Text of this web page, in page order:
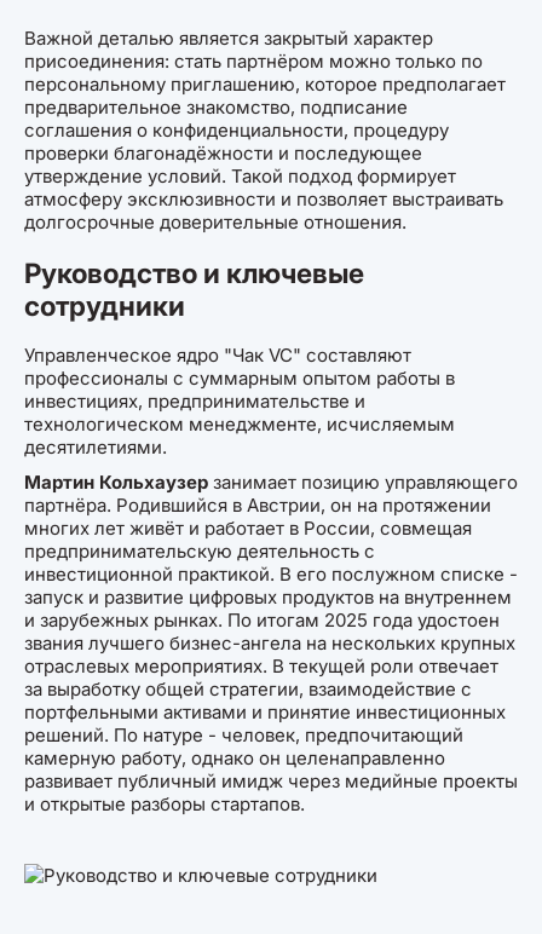
Важной деталью является закрытый характер
присоединения: стать партнёром можно только по
персональному приглашению, которое предполагает
предварительное знакомство, подписание
соглашения о конфиденциальности, процедуру
проверки благонадёжности и последующее
утверждение условий. Такой подход формирует
атмосферу эксклюзивности и позволяет выстраивать
долгосрочные доверительные отношения.
Руководство и ключевые
сотрудники
Управленческое ядро "Чак VC" составляют
профессионалы с суммарным опытом работы в
инвестициях, предпринимательстве и
технологическом менеджменте, исчисляемым
десятилетиями.
Мартин Кольхаузер занимает позицию управляющего
партнёра. Родившийся в Австрии, он на протяжении
многих лет живёт и работает в России, совмещая
предпринимательскую деятельность с
инвестиционной практикой. В его послужном списке -
запуск и развитие цифровых продуктов на внутреннем
и зарубежных рынках. По итогам 2025 года удостоен
звания лучшего бизнес-ангела на нескольких крупных
отраслевых мероприятиях. В текущей роли отвечает
за выработку общей стратегии, взаимодействие с
портфельными активами и принятие инвестиционных
решений. По натуре - человек, предпочитающий
камерную работу, однако он целенаправленно
развивает публичный имидж через медийные проекты
и открытые разборы стартапов.